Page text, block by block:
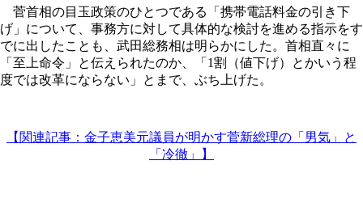
菅首相の目玉政策のひとつである「携帯電話料金の引き下
げ」について、事務方に対して具体的な検討を進める指示をす
でに出したことも、武田総務相は明らかにした。首相直々に
「至上命令」と伝えられたのか、「1割（値下げ）とかいう程
度では改革にならない」とまで、ぶち上げた。
【関連記事：金子恵美元議員が明かす菅新総理の「男気」と
「冷徹」】